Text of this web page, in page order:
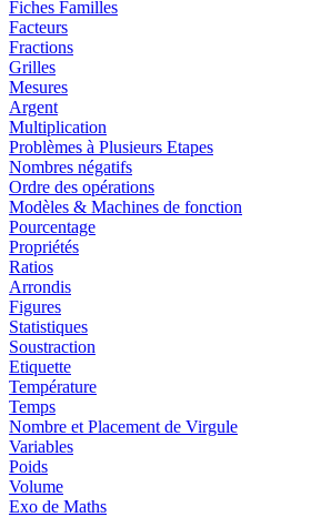
Fiches Familles
Facteurs
Fractions
Grilles
Mesures
Argent
Multiplication
Problèmes à Plusieurs Etapes
Nombres négatifs
Ordre des opérations
Modèles & Machines de fonction
Pourcentage
Propriétés
Ratios
Arrondis
Figures
Statistiques
Soustraction
Etiquette
Température
Temps
Nombre et Placement de Virgule
Variables
Poids
Volume
Exo de Maths